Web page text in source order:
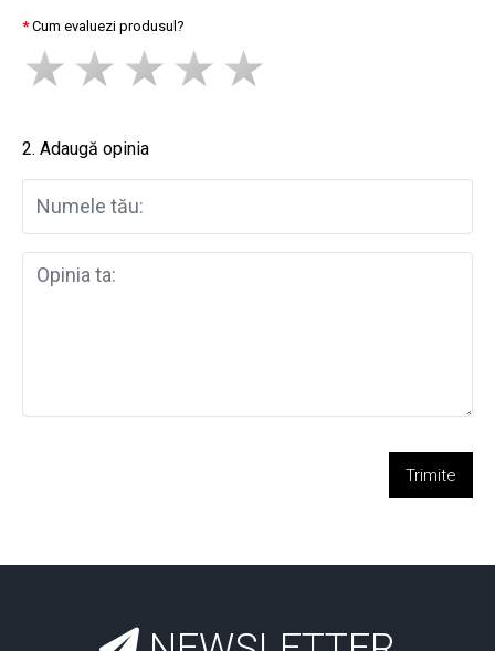
Cum evaluezi produsul?
2. Adaugă opinia
Trimite